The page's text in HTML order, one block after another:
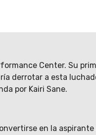
Center. Su
derrotar a esta
por Kairi Sane.
en la aspirante